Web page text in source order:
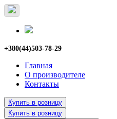
+380(44)503-78-29
Главная
О производителе
Контакты
Купить в розницу
Купить в розницу